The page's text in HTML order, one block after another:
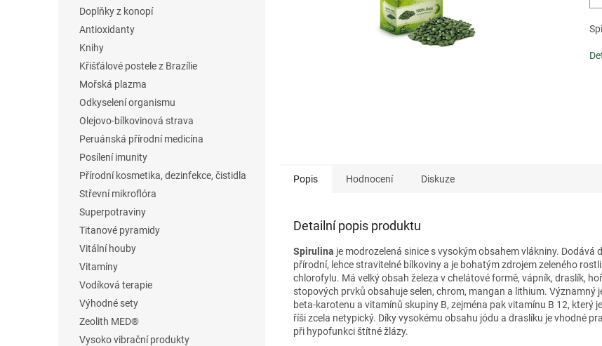
Doplňky z konopí
Antioxidanty
Knihy
Křišťálové postele z Brazílie
Mořská plazma
Odkyselení organismu
Olejovo-bílkovinová strava
Peruánská přírodní medicína
Posílení imunity
Přírodní kosmetika, dezinfekce, čistidla
Střevní mikroflóra
Superpotraviny
Titanové pyramidy
Vitální houby
Vitamíny
Vodíková terapie
Výhodné sety
Zeolith MED®
Vysoko vibrační produkty
Popis Hodnocení Diskuze
Detailní popis produktu
Spirulina je modrozelená sinice s vysokým obsahem vlákniny. Dodává
přírodní, lehce stravitelné bílkoviny a je bohatým zdrojem zeleného
chlorofylu. Má velký obsah železa v chelátové formě, vápník, draslík,
stopových prvků obsahuje selen, chrom, mangan a lithium. Významný
beta-karotenu a vitamínů skupiny B, zejména pak vitamínu B 12, který
říši zcela netypický. Díky vysokému obsahu jódu a draslíku je vhodné
při hypofunkci štítné žlázy.